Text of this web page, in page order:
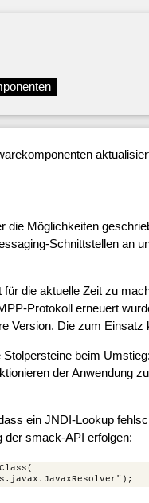
die Möglichkeiten
Schnittstellen an
die aktuelle Zeit zu
Protokoll erneuert
Version. Die zum
beim
der Anwendung
ein JNDI-Lookup
der smack-API erfolgen: